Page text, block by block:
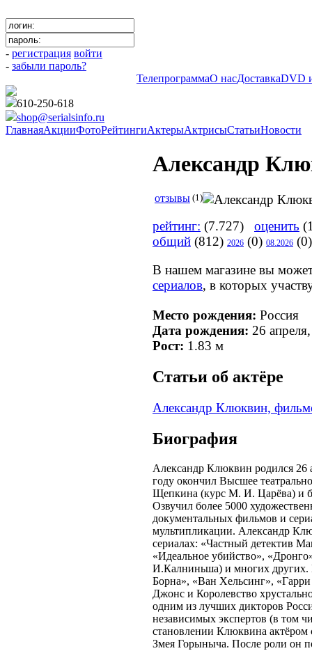
- регистрация войти
- забыли пароль?
ТелепрограммаО насДоставкаDVD
610-250-618
shop@serialsinfo.ru
ГлавнаяАкцииФотоРейтингиАктерыАктрисыСтатьиНовости
Александр
отзывы (1)
рейтинг: (7.727) оценить
общий (812) 2026 (0) 08.2026 (0)
В нашем магазине вы
сериалов, в которых
Место рождения: Россия
Дата рождения: 26
Рост: 1.83 м
Cтатьи об актёре
Александр Клюквин,
Биография
Александр Клюквин родился 26
году окончил Высшее
Щепкина (курс М. И. Царёва) и
Озвучил более 5000
документальных фильмов и
мультипликации. Александр
сериалах: «Частный детектив
«Идеальное убийство»,
И.Калниньша) и многих других.
Борна», «Ван Хельсинг»,
Джонс и Королевство
одним из лучших дикторов
независимых экспертов (в том
становлении Клюквина
Змея Горыныча. После роли он